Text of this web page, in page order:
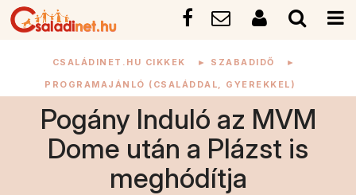
CSALÁDINET.HU CIKKEK ► SZABADIDŐ ►
PROGRAMAJÁNLÓ (CSALÁDDAL, GYEREKKEL)
Pogány Induló az MVM
Dome után a Plázst is
meghódítja